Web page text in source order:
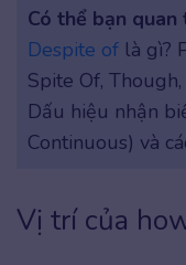
Có thể bạn quan
Despite of là gì?
Spite Of,
Dấu hiệu nhận
Continuous) và
Vị trí của